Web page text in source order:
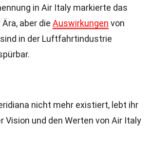
in Air Italy markierte das
aber die Auswirkungen von
in der Luftfahrtindustrie
nicht mehr existiert, lebt ihr
Vision und den Werten von Air Italy